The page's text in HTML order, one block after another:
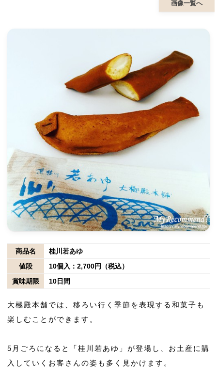
画像一覧へ
商品名
桂川若あゆ
値段
10個入：2,700円（税込）
賞味期限
10日間
大極殿本舗では、移ろい行く季節を表現する和菓子も
楽しむことができます。
5月ごろになると「桂川若あゆ」が登場し、お土産に購
入していくお客さんの姿も多く見かけます。